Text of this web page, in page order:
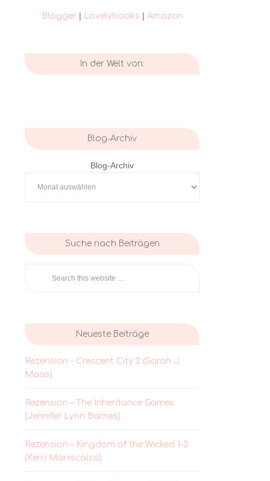
Blogger| Lovelybooks | Amazon
In der Welt von:
Blog-Archiv
Blog-Archiv
Suche nach Beiträgen
Neueste Beiträge
Rezension – Crescent City 2 (Sarah J.
Maas)
Rezension – The Inheritance Games
(Jennifer Lynn Barnes)
Rezension – Kingdom of the Wicked 1-3
(Kerri Maniscalco)